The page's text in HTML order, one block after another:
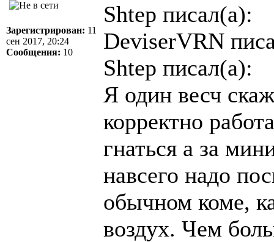
Зарегистрирован: 11
сен 2017, 20:24
Сообщения: 10
Shtep писал(а):
DeviserVRN
Shtep писал(а):
Я один весч
корректно
гнаться а за
навсего надо
обычном коме,
воздух. Чем